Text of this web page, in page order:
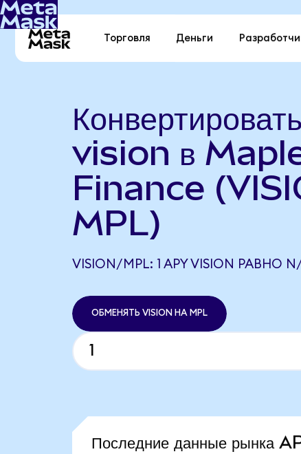
Торговля Деньги
vision в
Finance
MPL)
VISION/MPL: 1 APY VISION РАВНО
ОБМЕНЯТЬ VISION НА MPL
Последние данные рынка